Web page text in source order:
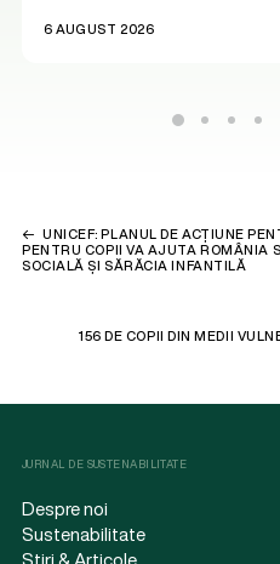
6 AUGUST 2026
UNICEF: PLANUL DE ACȚIUNE
PENTRU COPII VA AJUTA ROMÂNIA
SOCIALĂ ȘI SĂRĂCIA INFANTILĂ
156 DE COPII DIN MEDII
JURNAL DE SUSTENABILITATE
Despre noi
Sustenabilitate